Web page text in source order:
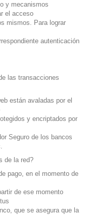
y mecanismos
el acceso
mismos. Para lograr
autenticación
las transacciones
están avaladas por el
y encriptados por
Seguro de los bancos
de la red?
pago, en el momento de
de ese momento
que se asegura que la